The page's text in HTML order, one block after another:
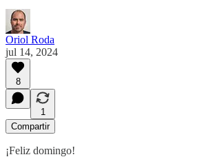
Oriol Roda
jul 14, 2024
8
1
Compartir
¡Feliz domingo!